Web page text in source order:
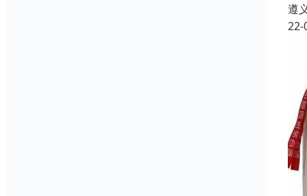
遵
22-